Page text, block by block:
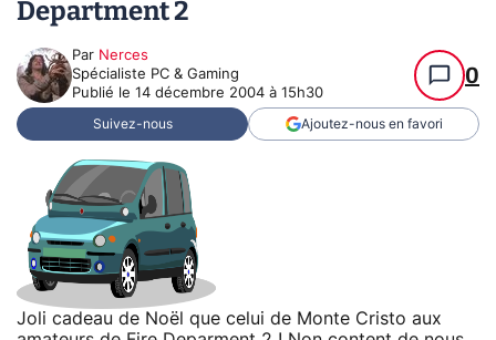
Department 2
Par Nerces
Spécialiste PC & Gaming
Publié le 14 décembre 2004 à 15h30
0
Suivez-nous Ajoutez-nous en favori
Joli cadeau de Noël que celui de Monte Cristo aux